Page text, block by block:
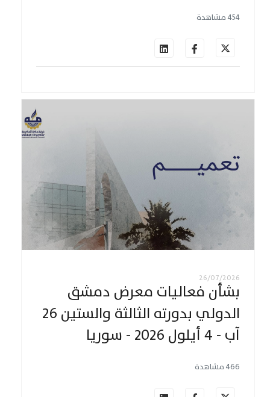
454 مشاهدة
26/07/2026
بشأن فعاليات معرض دمشق
الدولي بدورته الثالثة والستين ٢٦
آب - ٤ أيلول ٢٠٢٦ - سوريا
466 مشاهدة